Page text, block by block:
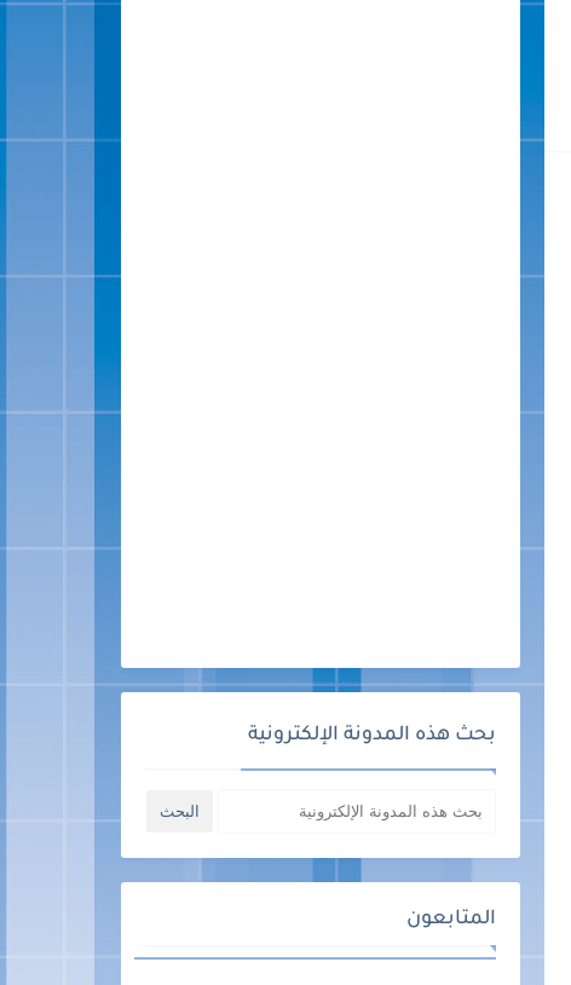
بحث هذه المدونة الإلكترونية
المتابعون